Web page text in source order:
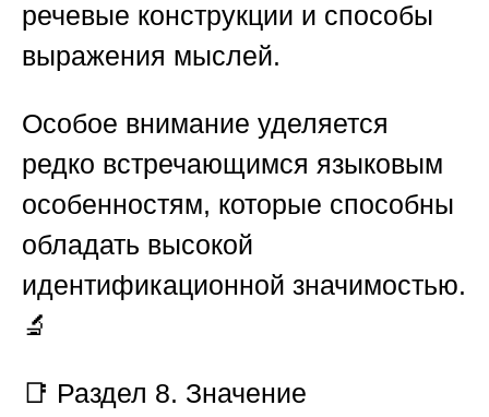
речевые конструкции и способы
выражения мыслей.
Особое внимание уделяется
редко встречающимся языковым
особенностям, которые способны
обладать высокой
идентификационной значимостью.
🔬
📑 Раздел 8. Значение